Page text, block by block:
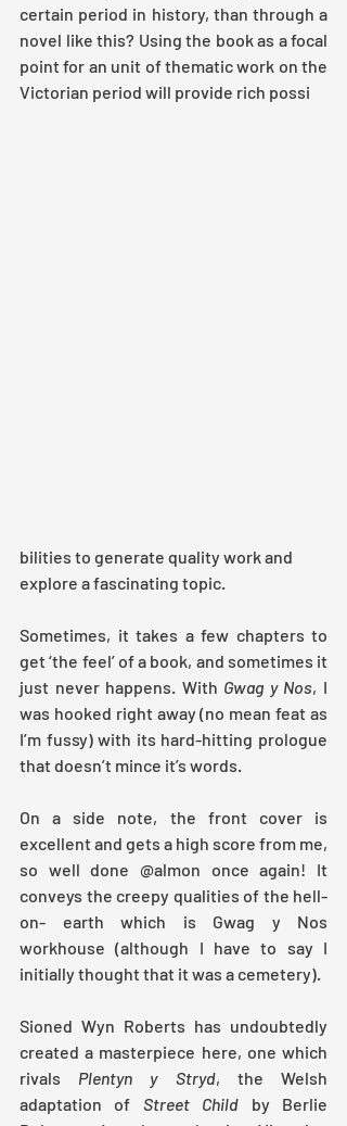
certain period in history, than through a
novel like this? Using the book as a focal
point for an unit of thematic work on the
Victorian period will provide rich possi
bilities to generate quality work and
explore a fascinating topic.
Sometimes, it takes a few chapters to
get ‘the feel’ of a book, and sometimes it
just never happens. With Gwag y Nos, I
was hooked right away (no mean feat as
I’m fussy) with its hard-hitting prologue
that doesn’t mince it’s words.
On a side note, the front cover is
excellent and gets a high score from me,
so well done @almon once again! It
conveys the creepy qualities of the hell-
on- earth which is Gwag y Nos
workhouse (although I have to say I
initially thought that it was a cemetery).
Sioned Wyn Roberts has undoubtedly
created a masterpiece here, one which
rivals Plentyn y Stryd, the Welsh
adaptation of Street Child by Berlie